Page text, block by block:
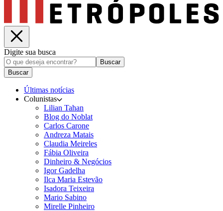
Digite sua busca
Buscar
Buscar
Últimas notícias
Colunistas
Lilian Tahan
Blog do Noblat
Carlos Carone
Andreza Matais
Claudia Meireles
Fábia Oliveira
Dinheiro & Negócios
Igor Gadelha
Ilca Maria Estevão
Isadora Teixeira
Mario Sabino
Mirelle Pinheiro